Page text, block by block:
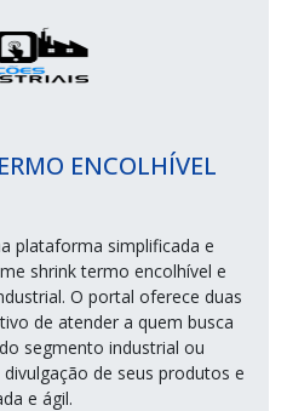
ENCOLHÍVEL
plataforma simplificada e
shrink termo encolhível e
O portal oferece duas
de atender a quem busca
segmento industrial ou
de seus produtos e
e ágil.